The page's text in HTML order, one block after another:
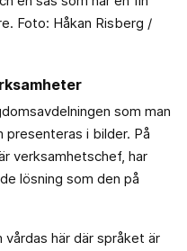
Foto: Håkan Risberg /
som man
presenteras i bilder. På
verksamhetschef, har
lösning som den på
här där språket är